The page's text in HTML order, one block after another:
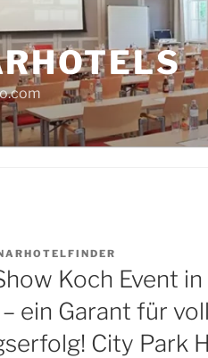
Koch Event
ein Garant für
City Park